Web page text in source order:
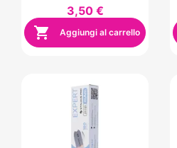
3,50 €
 Aggiungi al carrello